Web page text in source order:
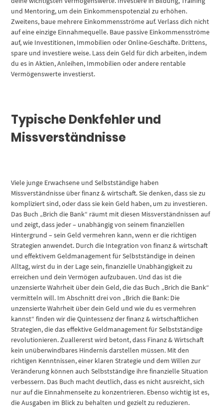
und Mentoring, um dein Einkommenspotenzial zu erhöhen.
Zweitens, baue mehrere Einkommensströme auf. Verlass dich nicht
auf eine einzige Einnahmequelle. Baue passive Einkommensströme
auf, wie Investitionen, Immobilien oder Online-Geschäfte. Drittens,
spare und investiere weise. Lass dein Geld für dich arbeiten, indem
du es in Aktien, Anleihen, Immobilien oder andere rentable
Vermögenswerte investierst.
Typische Denkfehler und
Missverständnisse
Viele junge Erwachsene und Selbstständige haben
Missverständnisse über finanz & wirtschaft. Sie denken, dass sie zu
kompliziert sind, oder dass sie kein Geld haben, um zu investieren.
Das Buch „Brich die Bank“ räumt mit diesen Missverständnissen auf
und zeigt, dass jeder – unabhängig von seinem finanziellen
Hintergrund – sein Geld vermehren kann, wenn er die richtigen
Strategien anwendet. Durch die Integration von finanz & wirtschaft
und effektivem Geldmanagement für Selbstständige in deinen
Alltag, wirst du in der Lage sein, finanzielle Unabhängigkeit zu
erreichen und dein Vermögen aufzubauen. Und das ist die
unzensierte Wahrheit über dein Geld, die das Buch „Brich die Bank“
vermitteln will. Im Abschnitt drei von „Brich die Bank: Die
unzensierte Wahrheit über dein Geld und wie du es vermehren
kannst“ finden wir die Quintessenz der finanz & wirtschaftlichen
Strategien, die das effektive Geldmanagement für Selbstständige
revolutionieren. Zuallererst wird betont, dass Finanz & Wirtschaft
kein unüberwindbares Hindernis darstellen müssen. Mit den
richtigen Kenntnissen, einer klaren Strategie und dem Willen zur
Veränderung können auch Selbstständige ihre finanzielle Situation
verbessern. Das Buch macht deutlich, dass es nicht ausreicht, sich
nur auf die Einnahmenseite zu konzentrieren. Ebenso wichtig ist es,
die Ausgaben im Blick zu behalten und gezielt zu reduzieren.